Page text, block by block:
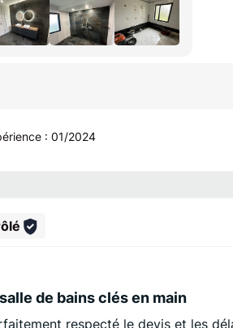
:01/2024
de bains clés en main
respecté le devis et les